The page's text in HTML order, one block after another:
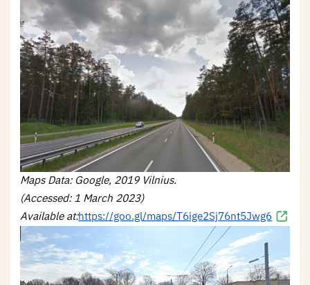
Maps Data: Google, 2019 Vilnius.
(Accessed: 1 March 2023)
Available at:https://goo.gl/maps/T6ige2Sj76nt5Jwg6